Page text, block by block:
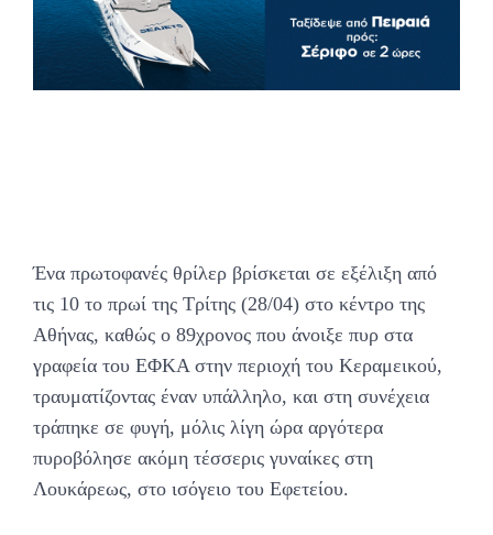
Ένα πρωτοφανές θρίλερ βρίσκεται σε εξέλιξη από
τις 10 το πρωί της Τρίτης (28/04) στο κέντρο της
Αθήνας, καθώς ο 89χρονος που άνοιξε πυρ στα
γραφεία του ΕΦΚΑ στην περιοχή του Κεραμεικού,
τραυματίζοντας έναν υπάλληλο, και στη συνέχεια
τράπηκε σε φυγή, μόλις λίγη ώρα αργότερα
πυροβόλησε ακόμη τέσσερις γυναίκες στη
Λουκάρεως, στο ισόγειο του Εφετείου.